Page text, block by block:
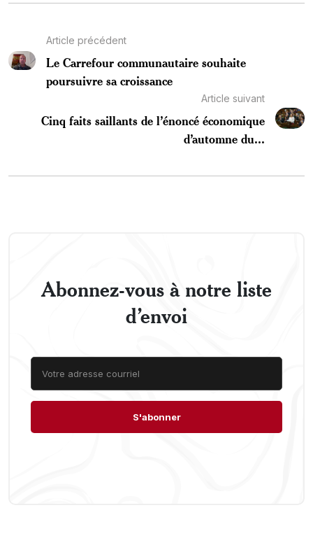
Article précédent
Le Carrefour communautaire souhaite
poursuivre sa croissance
Article suivant
Cinq faits saillants de l’énoncé économique
d’automne du...
Abonnez-vous à notre liste
d’envoi